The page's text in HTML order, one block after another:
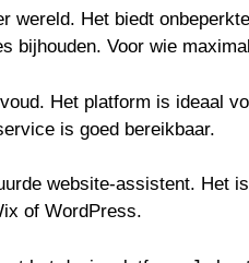
wereld. Het biedt
bijhouden. Voor wie
Het platform is ideaal
is goed bereikbaar.
website-assistent. Het
of WordPress.